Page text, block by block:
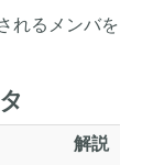
れるメンバを
解説